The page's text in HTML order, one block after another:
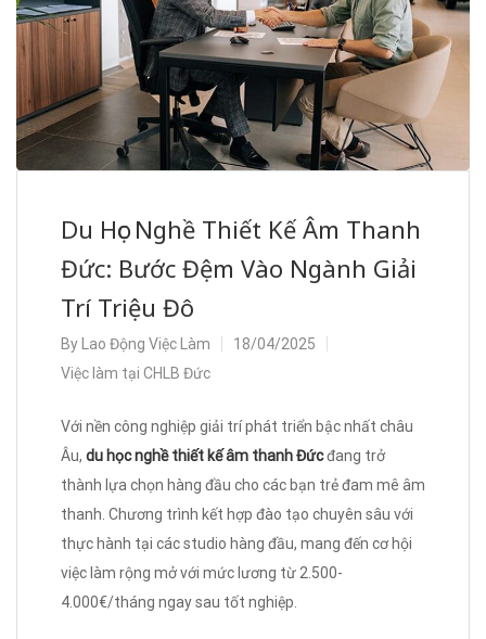
Du Học Nghề Thiết Kế Âm Thanh
Đức: Bước Đệm Vào Ngành Giải
Trí Triệu Đô
By Lao Động Việc Làm
18/04/2025
Việc làm tại CHLB Đức
Với nền công nghiệp giải trí phát triển bậc nhất châu
Âu, du học nghề thiết kế âm thanh Đứcđang trở
thành lựa chọn hàng đầu cho các bạn trẻ đam mê âm
thanh. Chương trình kết hợp đào tạo chuyên sâu với
thực hành tại các studio hàng đầu, mang đến cơ hội
việc làm rộng mở với mức lương từ 2.500-
4.000€/tháng ngay sau tốt nghiệp.